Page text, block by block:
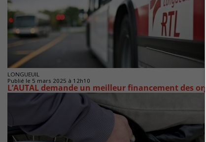
LONGUEUIL
Publié le 5 mars 2025 à 12h10
L’AUTAL demande un meilleur financement des